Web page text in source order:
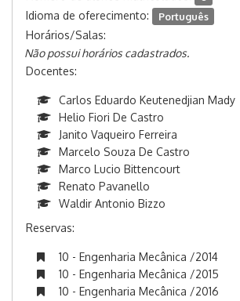
Idioma de oferecimento: Português
Horários/Salas:
Não possui horários cadastrados.
Docentes:
Carlos Eduardo Keutenedjian Mady
Helio Fiori De Castro
Janito Vaqueiro Ferreira
Marcelo Souza De Castro
Marco Lucio Bittencourt
Renato Pavanello
Waldir Antonio Bizzo
Reservas:
10 - Engenharia Mecânica /2014
10 - Engenharia Mecânica /2015
10 - Engenharia Mecânica /2016